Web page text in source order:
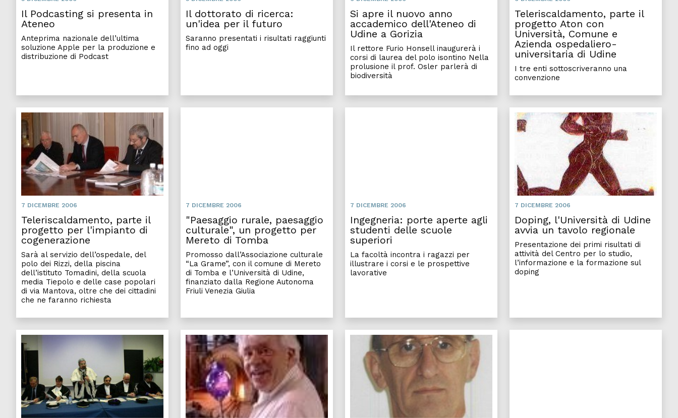
Il Podcasting si presenta in
Ateneo
Anteprima nazionale dell’ultima
soluzione Apple per la produzione e
distribuzione di Podcast
Il dottorato di ricerca:
un'idea per il futuro
Saranno presentati i risultati raggiunti
fino ad oggi
Si apre il nuovo anno
accademico dell'Ateneo di
Udine a Gorizia
Il rettore Furio Honsell inaugurerà i
corsi di laurea del polo isontino Nella
prolusione il prof. Osler parlerà di
biodiversità
Teleriscaldamento, parte il
progetto Aton con
Università, Comune e
Azienda ospedaliero-
universitaria di Udine
I tre enti sottoscriveranno una
convenzione
7 DICEMBRE 2006
Teleriscaldamento, parte il
progetto per l'impianto di
cogenerazione
Sarà al servizio dell’ospedale, del
polo dei Rizzi, della piscina
dell’istituto Tomadini, della scuola
media Tiepolo e delle case popolari
di via Mantova, oltre che dei cittadini
che ne faranno richiesta
7 DICEMBRE 2006
"Paesaggio rurale, paesaggio
culturale", un progetto per
Mereto di Tomba
Promosso dall’Associazione culturale
“La Grame”, con il comune di Mereto
di Tomba e l’Università di Udine,
finanziato dalla Regione Autonoma
Friuli Venezia Giulia
7 DICEMBRE 2006
Ingegneria: porte aperte agli
studenti delle scuole
superiori
La facoltà incontra i ragazzi per
illustrare i corsi e le prospettive
lavorative
7 DICEMBRE 2006
Doping, l'Università di Udine
avvia un tavolo regionale
Presentazione dei primi risultati di
attività del Centro per lo studio,
l’informazione e la formazione sul
doping